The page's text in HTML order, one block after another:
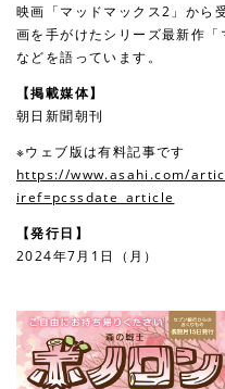
映画「マッドマックス2」から
画を手がけたシリーズ最新作
などを語っています。
【掲載媒体】
朝日新聞朝刊
※ウェブ版は有料記事です
https://www.asahi.com/
iref=pcssdate_article
【発行日】
2024年7月1日（月）